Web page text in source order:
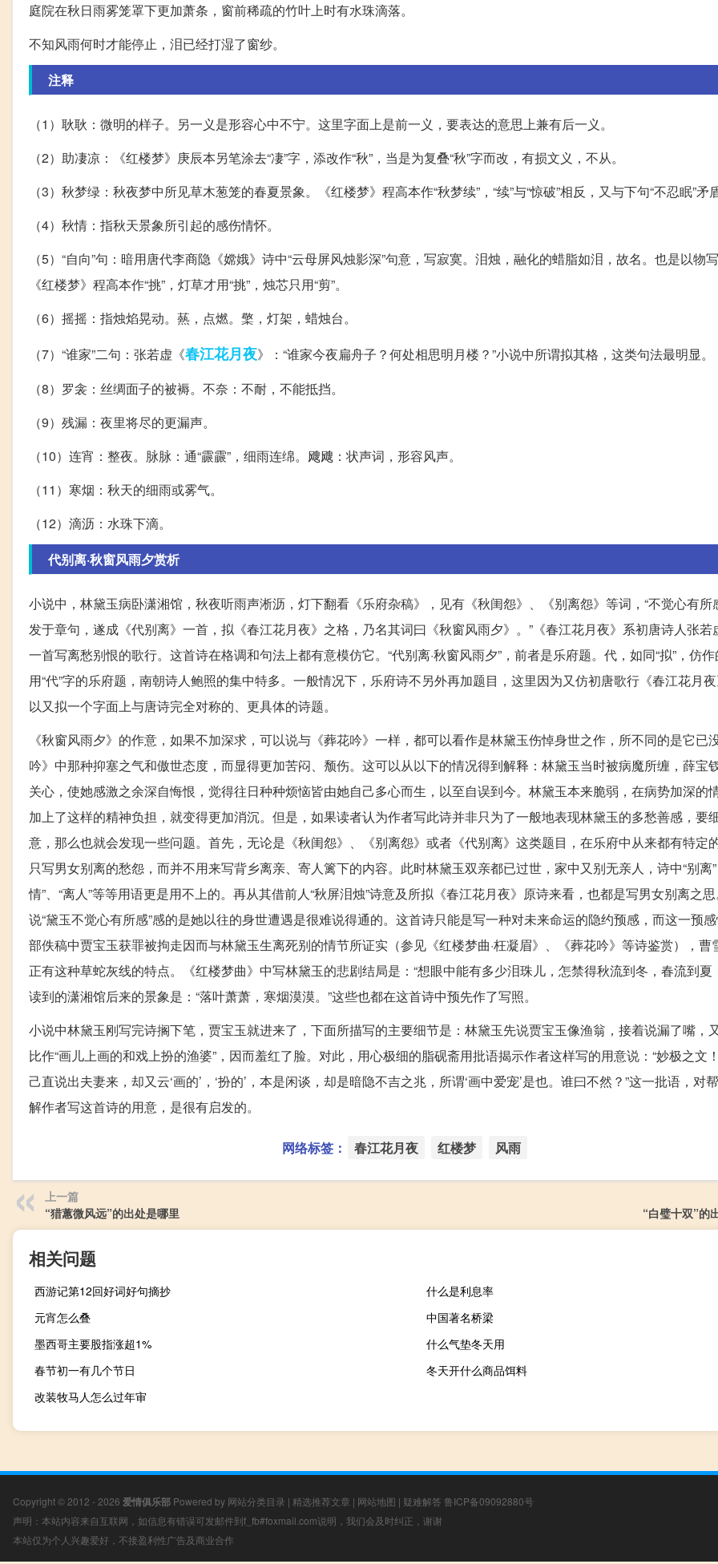
庭院在秋日雨雾笼罩下更加萧条，窗前稀疏的竹叶上时有水珠滴落。
不知风雨何时才能停止，泪已经打湿了窗纱。
注释
（1）耿耿：微明的样子。另一义是形容心中不宁。这里字面上是前一义，要表达的意思上兼有后一义。
（2）助凄凉：《红楼梦》庚辰本另笔涂去“凄”字，添改作“秋”，当是为复叠“秋”字而改，有损文义，不从。
（3）秋梦绿：秋夜梦中所见草木葱笼的春夏景象。《红楼梦》程高本作“秋梦续”，“续”与“惊破”相反，又与下句“不忍眠”矛盾
（4）秋情：指秋天景象所引起的感伤情怀。
（5）“自向”句：暗用唐代李商隐《嫦娥》诗中“云母屏风烛影深”句意，写寂寞。泪烛，融化的蜡脂如泪，故名。也是以物写
《红楼梦》程高本作“挑”，灯草才用“挑”，烛芯只用“剪”。
（6）摇摇：指烛焰晃动。爇，点燃。檠，灯架，蜡烛台。
（7）“谁家”二句：张若虚《春江花月夜》：“谁家今夜扁舟子？何处相思明月楼？”小说中所谓拟其格，这类句法最明显。
（8）罗衾：丝绸面子的被褥。不奈：不耐，不能抵挡。
（9）残漏：夜里将尽的更漏声。
（10）连宵：整夜。脉脉：通“霢霢”，细雨连绵。飕飕：状声词，形容风声。
（11）寒烟：秋天的细雨或雾气。
（12）滴沥：水珠下滴。
代别离·秋窗风雨夕赏析
小说中，林黛玉病卧潇湘馆，秋夜听雨声淅沥，灯下翻看《乐府杂稿》，见有《秋闺怨》、《别离怨》等词，“不觉心有所
发于章句，遂成《代别离》一首，拟《春江花月夜》之格，乃名其词曰《秋窗风雨夕》。”《春江花月夜》系初唐诗人张若
一首写离愁别恨的歌行。这首诗在格调和句法上都有意模仿它。“代别离·秋窗风雨夕”，前者是乐府题。代，如同“拟”，仿作
用“代”字的乐府题，南朝诗人鲍照的集中特多。一般情况下，乐府诗不另外再加题目，这里因为又仿初唐歌行《春江花月
以又拟一个字面上与唐诗完全对称的、更具体的诗题。
《秋窗风雨夕》的作意，如果不加深求，可以说与《葬花吟》一样，都可以看作是林黛玉伤悼身世之作，所不同的是它已
吟》中那种抑塞之气和傲世态度，而显得更加苦闷、颓伤。这可以从以下的情况得到解释：林黛玉当时被病魔所缠，薛宝
关心，使她感激之余深自悔恨，觉得往日种种烦恼皆由她自己多心而生，以至自误到今。林黛玉本来脆弱，在病势加深的
加上了这样的精神负担，就变得更加消沉。但是，如果读者认为作者写此诗并非只为了一般地表现林黛玉的多愁善感，要
意，那么也就会发现一些问题。首先，无论是《秋闺怨》、《别离怨》或者《代别离》这类题目，在乐府中从来都有特定
只写男女别离的愁怨，而并不用来写背乡离亲、寄人篱下的内容。此时林黛玉双亲都已过世，家中又别无亲人，诗中“别离”
情”、“离人”等等用语更是用不上的。再从其借前人“秋屏泪烛”诗意及所拟《春江花月夜》原诗来看，也都是写男女别离之
说“黛玉不觉心有所感”感的是她以往的身世遭遇是很难说得通的。这首诗只能是写一种对未来命运的隐约预感，而这一预
部佚稿中贾宝玉获罪被拘走因而与林黛玉生离死别的情节所证实（参见《红楼梦曲·枉凝眉》、《葬花吟》等诗鉴赏），曹
正有这种草蛇灰线的特点。《红楼梦曲》中写林黛玉的悲剧结局是：“想眼中能有多少泪珠儿，怎禁得秋流到冬，春流到夏
读到的潇湘馆后来的景象是：“落叶萧萧，寒烟漠漠。”这些也都在这首诗中预先作了写照。
小说中林黛玉刚写完诗搁下笔，贾宝玉就进来了，下面所描写的主要细节是：林黛玉先说贾宝玉像渔翁，接着说漏了嘴，
比作“画儿上画的和戏上扮的渔婆”，因而羞红了脸。对此，用心极细的脂砚斋用批语揭示作者这样写的用意说：“妙极之文
己直说出夫妻来，却又云‘画的’，‘扮的’，本是闲谈，却是暗隐不吉之兆，所谓‘画中爱宠’是也。谁曰不然？”这一批语，对
解作者写这首诗的用意，是很有启发的。
网络标签： 春江花月夜 红楼梦 风雨
上一篇
“猎蕙微风远”的出处是哪里
“白璧十双”的
相关问题
西游记第12回好词好句摘抄
什么是利息率
元宵怎么叠
中国著名桥梁
墨西哥主要股指涨超1%
什么气垫冬天用
春节初一有几个节日
冬天开什么商品饵料
改装牧马人怎么过年审
Copyright © 2012 - 2026 爱情俱乐部 Powered by 网站分类目录 | 精选推荐文章 | 网站地图 | 疑难解答 鲁ICP备09092880号
声明：本站内容来自互联网，如信息有错误可发邮件到f_fb#foxmail.com说明，我们会及时纠正，谢谢
本站仅为个人兴趣爱好，不接盈利性广告及商业合作